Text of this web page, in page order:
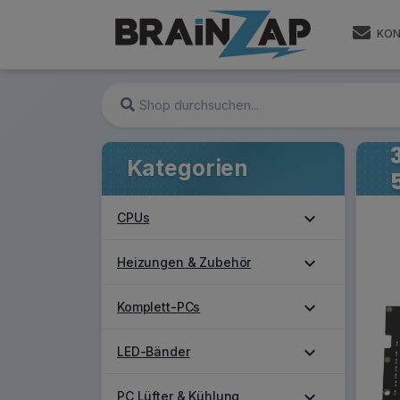
Kategorien
CPUs expand_more
Heizungen & Zubehör expand_more
Komplett-PCs expand_more
LED-Bänder expand_more
PC Lüfter & Kühlung